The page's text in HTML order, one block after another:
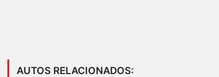
AUTOS RELACIONADOS: